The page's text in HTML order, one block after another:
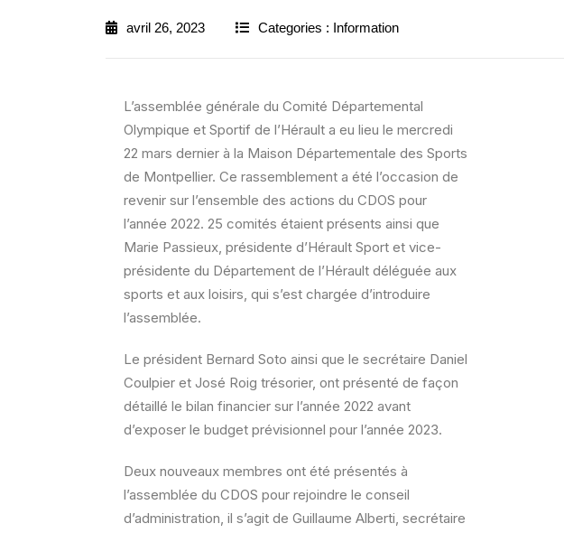
avril 26, 2023 Categories : Information
L’assemblée générale du Comité Départemental
Olympique et Sportif de l’Hérault a eu lieu le mercredi
22 mars dernier à la Maison Départementale des Sports
de Montpellier. Ce rassemblement a été l’occasion de
revenir sur l’ensemble des actions du CDOS pour
l’année 2022. 25 comités étaient présents ainsi que
Marie Passieux, présidente d’Hérault Sport et vice-
présidente du Département de l’Hérault déléguée aux
sports et aux loisirs, qui s’est chargée d’introduire
l’assemblée.
Le président Bernard Soto ainsi que le secrétaire Daniel
Coulpier et José Roig trésorier, ont présenté de façon
détaillé le bilan financier sur l’année 2022 avant
d’exposer le budget prévisionnel pour l’année 2023.
Deux nouveaux membres ont été présentés à
l’assemblée du CDOS pour rejoindre le conseil
d’administration, il s’agit de Guillaume Alberti, secrétaire